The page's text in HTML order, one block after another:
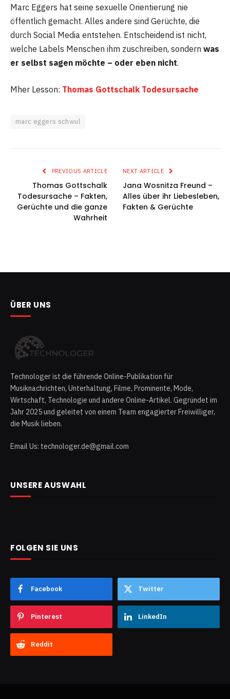
Marc Eggers hat seine sexuelle Orientierung nie
öffentlich gemacht. Alles andere sind Gerüchte, die
durch Social Media entstehen. Entscheidend ist nicht,
welche Labels Menschen ihm zuschreiben, sondern was
er selbst sagen möchte – oder eben nicht.
Mher Lesson: Thomas Gottschalk Todesursache
marc eggers schwul
PREVIOUS ARTICLE
Thomas Gottschalk
Todesursache – Fakten,
Gerüchte und die ganze
Wahrheit
NEXT ARTICLE
Jana Wosnitza Freund –
Alles über ihr Liebesleben,
Fakten & Gerüchte
ÜBER UNS
Technologer ist die führende Online-Publikation für
Musiknachrichten, Unterhaltung, Filme, Prominente, Mode,
Wirtschaft, Technologie und andere Online-Artikel. Gegründet im
Jahr 2025 und geleitet von einem Team engagierter Freiwilliger,
die Musik lieben.
Email Us: technologer.de@gmail.com
UNSERE AUSWAHL
FOLGEN SIE UNS
Facebook Twitter
Pinterest LinkedIn
Reddit